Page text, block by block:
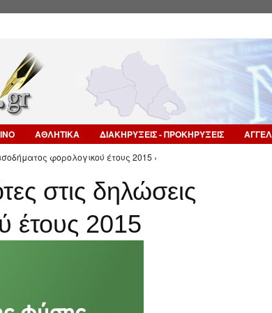
ΑΘΛΗΤΙΚΑ ΔΙΑΚΗΡΥΞΕΙΣ - ΠΡΟΚΗΡΥΞΕΙΣ
φορολογικού έτους 2015 ›
στις δηλώσεις
έτους 2015